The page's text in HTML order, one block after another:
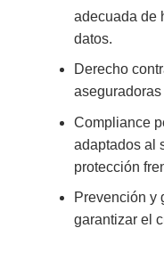
adecuada de
datos.
Derecho
Compliance
adaptados al
protección
Prevención y
garantizar el